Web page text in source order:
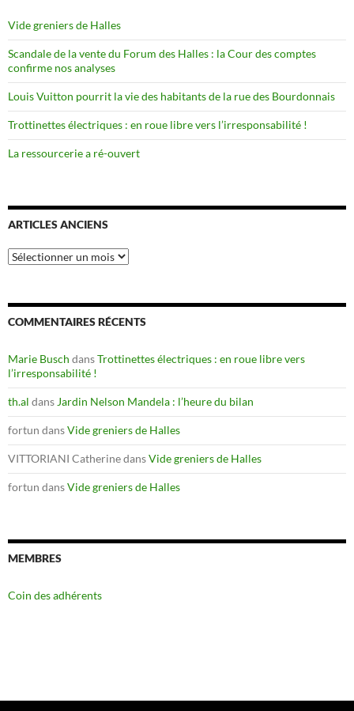
Vide greniers de Halles
Scandale de la vente du Forum des Halles : la Cour des comptes
confirme nos analyses
Louis Vuitton pourrit la vie des habitants de la rue des Bourdonnais
Trottinettes électriques : en roue libre vers l’irresponsabilité !
La ressourcerie a ré-ouvert
ARTICLES ANCIENS
Articles
anciens
COMMENTAIRES RÉCENTS
Marie Busch dansTrottinettes électriques : en roue libre vers
l’irresponsabilité !
th.al dans Jardin Nelson Mandela : l’heure du bilan
fortun dansVide greniers de Halles
VITTORIANI CatherinedansVide greniers de Halles
fortun dansVide greniers de Halles
MEMBRES
Coin des adhérents